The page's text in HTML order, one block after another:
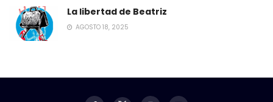
La libertad de Beatriz
AGOSTO 18, 2025